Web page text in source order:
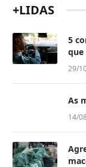
+LIDAS
5
que
29/
As
14/